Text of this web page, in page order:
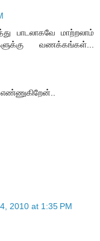
பாடலாகவே மாற்றலாம்
வணக்கங்கள்...
2010 at 1:35 PM